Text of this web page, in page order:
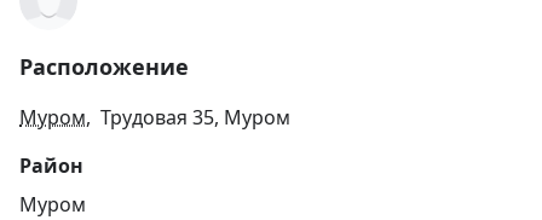
Расположение
Муром, Трудовая 35, Муром
Район
Муром